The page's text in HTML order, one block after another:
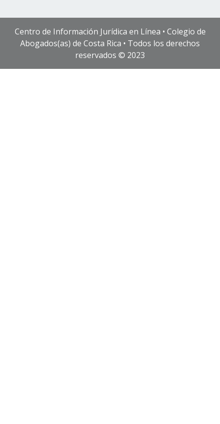
Centro de Información Jurídica en Línea • Colegio de
Abogados(as) de Costa Rica • Todos los derechos
reservados © 2023